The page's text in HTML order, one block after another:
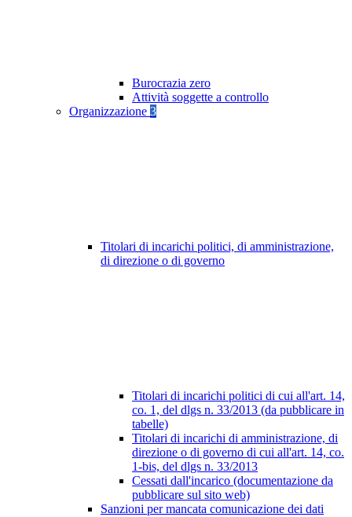
Burocrazia zero
Attività soggette a controllo
Organizzazione 3
Titolari di incarichi politici, di amministrazione,
di direzione o di governo
Titolari di incarichi politici di cui all'art. 14,
co. 1, del dlgs n. 33/2013 (da pubblicare in
tabelle)
Titolari di incarichi di amministrazione, di
direzione o di governo di cui all'art. 14, co.
1-bis, del dlgs n. 33/2013
Cessati dall'incarico (documentazione da
pubblicare sul sito web)
Sanzioni per mancata comunicazione dei dati